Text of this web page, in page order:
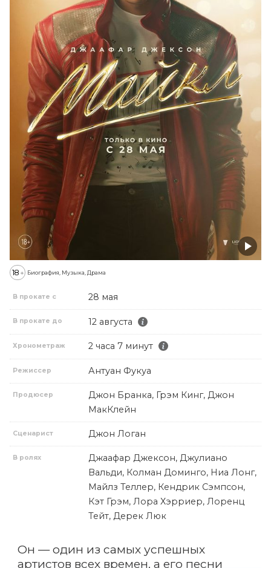
18 + Биография, Музыка, Драма
В прокате с 28 мая
В прокате до 12 августа
Хронометраж 2 часа 7 минут
Режиссер Антуан Фукуа
Продюсер
Джон Бранка, Грэм Кинг, Джон
МакКлейн
Сценарист Джон Логан
В ролях
Джаафар Джексон, Джулиано
Вальди, Колман Доминго, Ниа Лонг,
Майлз Теллер, Кендрик Сэмпсон,
Кэт Грэм, Лора Хэрриер, Лоренц
Тейт, Дерек Люк
Он — один из самых успешных
артистов всех времен, а его песни